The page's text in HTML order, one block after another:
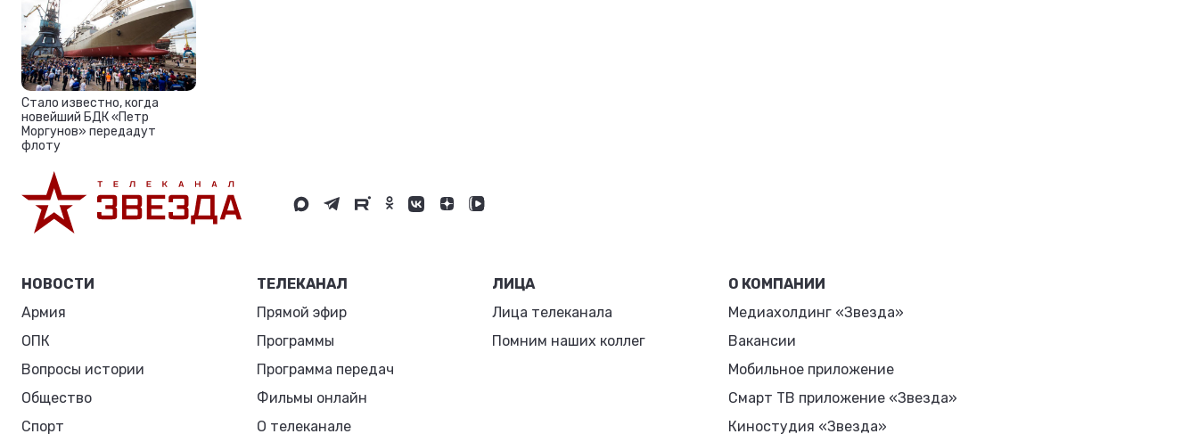
Стало известно, когда
новейший БДК «Петр
Моргунов» передадут
флоту
НОВОСТИ
Армия
ОПК
Вопросы истории
Общество
Спорт
ТЕЛЕКАНАЛ
Прямой эфир
Программы
Программа передач
Фильмы онлайн
О телеканале
ЛИЦА
Лица телеканала
Помним наших коллег
О КОМПАНИИ
Медиахолдинг «Звезда»
Вакансии
Мобильное приложение
Смарт ТВ приложение «Звезда»
Киностудия «Звезда»